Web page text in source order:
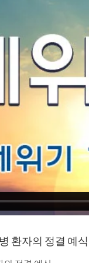
환자의 정결 예식